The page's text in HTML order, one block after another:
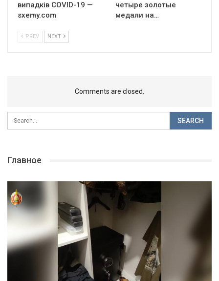
випадків COVID-19 —
sxemy.com
четыре золотые
медали на…
PREV NEXT
Comments are closed.
Главное